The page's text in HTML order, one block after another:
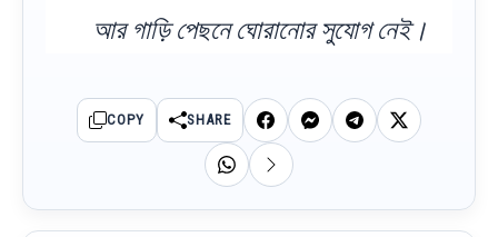
আর গাড়ি পেছনে ঘোরানোর সুযোগ নেই।
COPY SHARE